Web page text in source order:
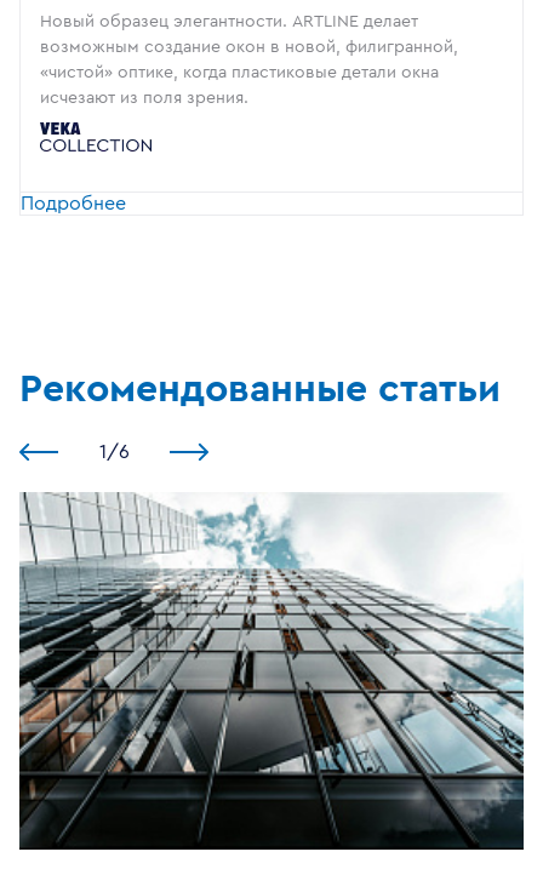
Новый образец элегантности. ARTLINE делает
возможным создание окон в новой, филигранной,
«чистой» оптике, когда пластиковые детали окна
исчезают из поля зрения.
Подробнее
Рекомендованные статьи
1 /6